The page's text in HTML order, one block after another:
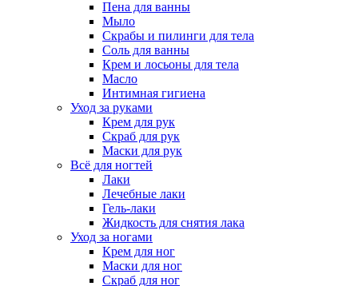
Пена для ванны
Мыло
Скрабы и пилинги для тела
Соль для ванны
Крем и лосьоны для тела
Масло
Интимная гигиена
Уход за руками
Крем для рук
Скраб для рук
Маски для рук
Всё для ногтей
Лаки
Лечебные лаки
Гель-лаки
Жидкость для снятия лака
Уход за ногами
Крем для ног
Маски для ног
Скраб для ног